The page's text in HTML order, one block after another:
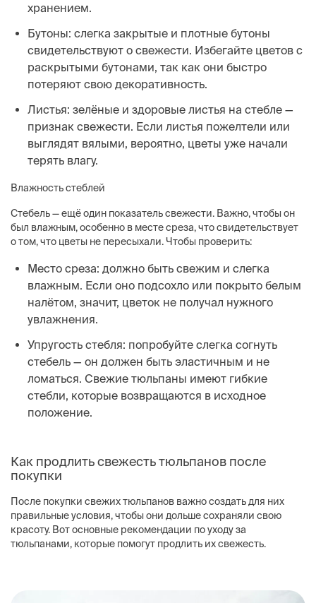
хранением.
Бутоны: слегка закрытые и плотные бутоны
свидетельствуют о свежести. Избегайте цветов с
раскрытыми бутонами, так как они быстро
потеряют свою декоративность.
Листья: зелёные и здоровые листья на стебле —
признак свежести. Если листья пожелтели или
выглядят вялыми, вероятно, цветы уже начали
терять влагу.
Влажность стеблей
Стебель — ещё один показатель свежести. Важно, чтобы он
был влажным, особенно в месте среза, что свидетельствует
о том, что цветы не пересыхали. Чтобы проверить:
Место среза: должно быть свежим и слегка
влажным. Если оно подсохло или покрыто белым
налётом, значит, цветок не получал нужного
увлажнения.
Упругость стебля: попробуйте слегка согнуть
стебель — он должен быть эластичным и не
ломаться. Свежие тюльпаны имеют гибкие
стебли, которые возвращаются в исходное
положение.
Как продлить свежесть тюльпанов после
покупки
После покупки свежих тюльпанов важно создать для них
правильные условия, чтобы они дольше сохраняли свою
красоту. Вот основные рекомендации по уходу за
тюльпанами, которые помогут продлить их свежесть.